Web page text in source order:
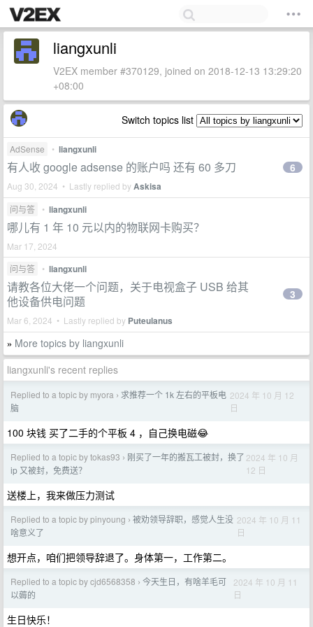
liangxunli
V2EX member #370129, joined on 2018-12-13 13:29:20
+08:00
Switch topics list
AdSense • liangxunli
有人收 google adsense 的账户吗 还有 60 多刀
Aug 30, 2024 • Lastly replied byAskisa
6
问与答 • liangxunli
哪儿有 1 年 10 元以内的物联网卡购买？
Mar 17, 2024
问与答
• liangxunli
请教各位大佬一个问题，关于电视盒子 USB 给其
他设备供电问题
Mar 6, 2024 • Lastly replied by Puteulanus
3
» More topics by liangxunli
liangxunli's recent replies
Replied to a topic by myora › 求推荐一个 1k 左右的平板电
脑
2024 年 10 月 12
日
100 块钱 买了二手的个平板 4 ，自己换电磁😂
Replied to a topic by tokas93 › 刚买了一年的搬瓦工被封，换了
ip 又被封，免费送？
2024 年 10 月
12 日
送楼上，我来做压力测试
Replied to a topic by pinyoung › 被劝领导辞职，感觉人生没
啥意义了
2024 年 10 月 11
日
想开点，咱们把领导辞退了。身体第一，工作第二。
Replied to a topic by cjd6568358 › 今天生日，有啥羊毛可
以薅的
2024 年 10 月 11
日
生日快乐！